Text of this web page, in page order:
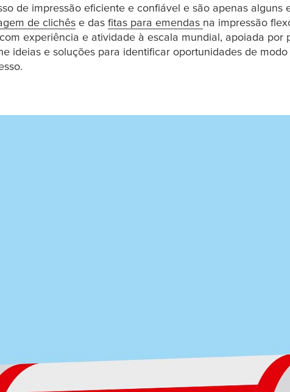
de impressão eficiente e confiável e são apenas alguns
de clichês e das fitas para emendas na impressão
experiência e atividade à escala mundial, apoiada por
ideias e soluções para identificar oportunidades de